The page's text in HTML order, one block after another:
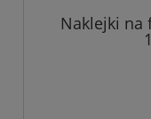
Naklejki na